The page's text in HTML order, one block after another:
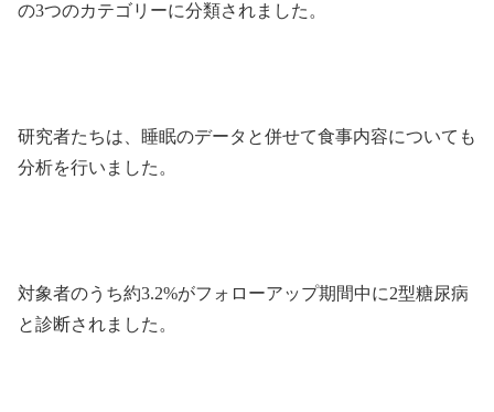
の3つのカテゴリーに分類されました。
研究者たちは、睡眠のデータと併せて食事内容についても
分析を行いました。
対象者のうち約3.2%がフォローアップ期間中に2型糖尿病
と診断されました。